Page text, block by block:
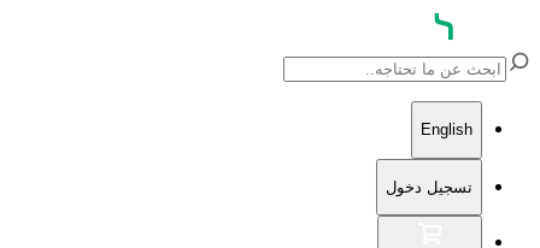
English
تسجيل دخول